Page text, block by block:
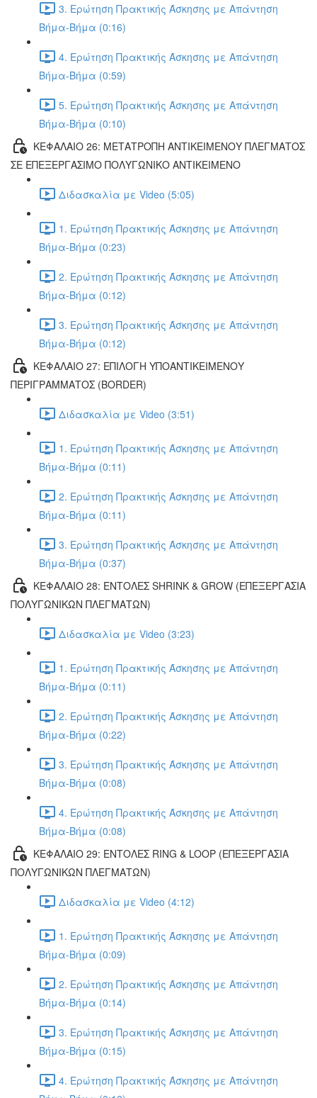
3. Ερώτηση Πρακτικής Άσκησης με Απάντηση
Βήμα-Βήμα (0:16)
4. Ερώτηση Πρακτικής Άσκησης με Απάντηση
Βήμα-Βήμα (0:59)
5. Ερώτηση Πρακτικής Άσκησης με Απάντηση
Βήμα-Βήμα (0:10)
ΚΕΦΑΛΑΙΟ 26: ΜΕΤΑΤΡΟΠΗ ΑΝΤΙΚΕΙΜΕΝΟΥ ΠΛΕΓΜΑΤΟΣ
ΣΕ ΕΠΕΞΕΡΓΑΣΙΜΟ ΠΟΛΥΓΩΝΙΚΟ ΑΝΤΙΚΕΙΜΕΝΟ
Διδασκαλία με Video (5:05)
1. Ερώτηση Πρακτικής Άσκησης με Απάντηση
Βήμα-Βήμα (0:23)
2. Ερώτηση Πρακτικής Άσκησης με Απάντηση
Βήμα-Βήμα (0:12)
3. Ερώτηση Πρακτικής Άσκησης με Απάντηση
Βήμα-Βήμα (0:12)
ΚΕΦΑΛΑΙΟ 27: ΕΠΙΛΟΓΗ ΥΠΟΑΝΤΙΚΕΙΜΕΝΟΥ
ΠΕΡΙΓΡΑΜΜΑΤΟΣ (BORDER)
Διδασκαλία με Video (3:51)
1. Ερώτηση Πρακτικής Άσκησης με Απάντηση
Βήμα-Βήμα (0:11)
2. Ερώτηση Πρακτικής Άσκησης με Απάντηση
Βήμα-Βήμα (0:11)
3. Ερώτηση Πρακτικής Άσκησης με Απάντηση
Βήμα-Βήμα (0:37)
ΚΕΦΑΛΑΙΟ 28: ΕΝΤΟΛΕΣ SHRINK & GROW (ΕΠΕΞΕΡΓΑΣΙΑ
ΠΟΛΥΓΩΝΙΚΩΝ ΠΛΕΓΜΑΤΩΝ)
Διδασκαλία με Video (3:23)
1. Ερώτηση Πρακτικής Άσκησης με Απάντηση
Βήμα-Βήμα (0:11)
2. Ερώτηση Πρακτικής Άσκησης με Απάντηση
Βήμα-Βήμα (0:22)
3. Ερώτηση Πρακτικής Άσκησης με Απάντηση
Βήμα-Βήμα (0:08)
4. Ερώτηση Πρακτικής Άσκησης με Απάντηση
Βήμα-Βήμα (0:08)
ΚΕΦΑΛΑΙΟ 29: ΕΝΤΟΛΕΣ RING & LOOP (ΕΠΕΞΕΡΓΑΣΙΑ
ΠΟΛΥΓΩΝΙΚΩΝ ΠΛΕΓΜΑΤΩΝ)
Διδασκαλία με Video (4:12)
1. Ερώτηση Πρακτικής Άσκησης με Απάντηση
Βήμα-Βήμα (0:09)
2. Ερώτηση Πρακτικής Άσκησης με Απάντηση
Βήμα-Βήμα (0:14)
3. Ερώτηση Πρακτικής Άσκησης με Απάντηση
Βήμα-Βήμα (0:15)
4. Ερώτηση Πρακτικής Άσκησης με Απάντηση